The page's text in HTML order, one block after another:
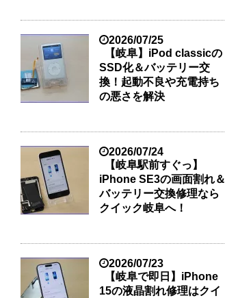
2026/07/25
【岐阜】iPod classicの
SSD化＆バッテリー交
換！起動不良や充電持ち
の悪さを解決
2026/07/24
【岐阜駅前すぐっ】
iPhone SE3の画面割れ＆
バッテリー交換修理なら
クイック岐阜へ！
2026/07/23
【岐阜で即日】iPhone
15の液晶割れ修理はクイ